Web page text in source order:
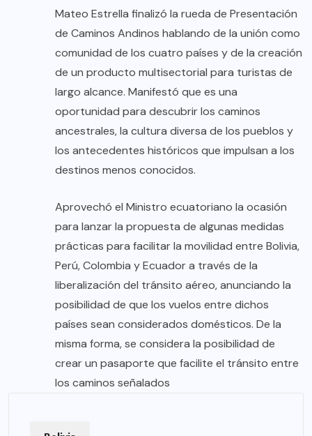
Mateo Estrella finalizó la rueda de Presentación
de Caminos Andinos hablando de la unión como
comunidad de los cuatro países y de la creación
de un producto multisectorial para turistas de
largo alcance. Manifestó que es una
oportunidad para descubrir los caminos
ancestrales, la cultura diversa de los pueblos y
los antecedentes históricos que impulsan a los
destinos menos conocidos.
Aprovechó el Ministro ecuatoriano la ocasión
para lanzar la propuesta de algunas medidas
prácticas para facilitar la movilidad entre Bolivia,
Perú, Colombia y Ecuador a través de la
liberalización del tránsito aéreo, anunciando la
posibilidad de que los vuelos entre dichos
países sean considerados domésticos. De la
misma forma, se considera la posibilidad de
crear un pasaporte que facilite el tránsito entre
los caminos señalados